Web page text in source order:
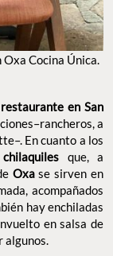
Cocina Única.
en San
a
En cuanto a los
chilaquiles que, a
Oxase sirven en
acompañados
hay enchiladas
en salsa de
algunos.